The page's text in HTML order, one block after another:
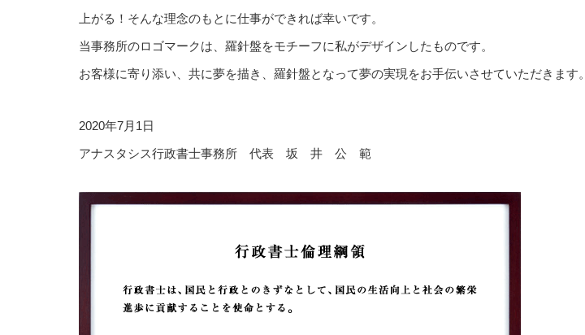
上がる！そんな理念のもとに仕事ができれば幸いです。
当事務所のロゴマークは、羅針盤をモチーフに私がデザインしたものです。
お客様に寄り添い、共に夢を描き、羅針盤となって夢の実現をお手伝いさせていただきます。
2020年7月1日
アナスタシス行政書士事務所 代表 坂 井 公 範